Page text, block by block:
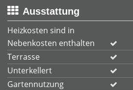
Ausstattung
Heizkosten sind in
Nebenkosten enthalten
Terrasse
Unterkellert
Gartennutzung